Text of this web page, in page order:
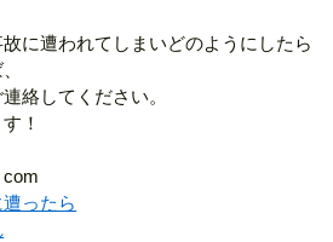
に遭われてしまいどのようにしたら
絡してください。
！
ったら